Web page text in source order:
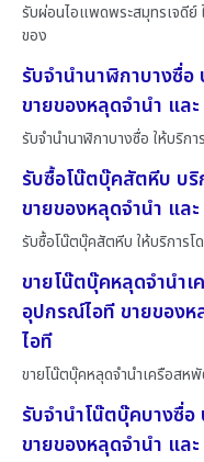
รับผ่อนไอแพดพระสมุทรเจดีย์
ของ
รับจำนำนาฬิกาบางซื่
ขายของหลุดจำนำ แล
รับจำนำนาฬิกาบางซื่อ ให้บริก
รับซื้อโน๊ตบุ๊คสัตหีบ บ
ขายของหลุดจำนำ แล
รับซื้อโน๊ตบุ๊คสัตหีบ ให้บริการโ
ขายโน๊ตบุ๊คหลุดจำนำ
อุปกรณ์ไอที ขายของ
ไอที
ขายโน๊ตบุ๊คหลุดจำนำเครือสห
รับจำนำโน๊ตบุ๊คบางซื่
ขายของหลุดจำนำ แล